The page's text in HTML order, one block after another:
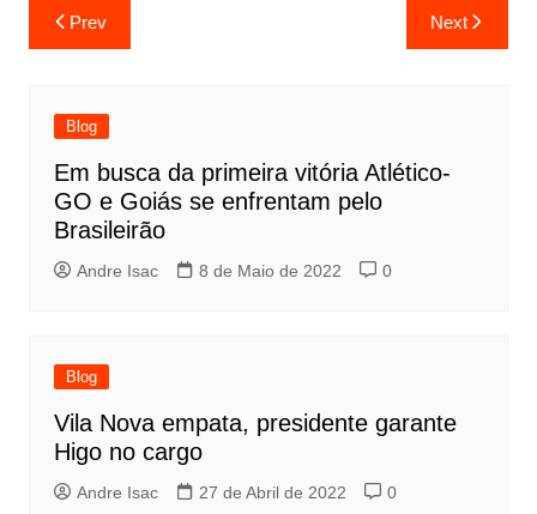
Prev Next
Blog
Em busca da primeira vitória Atlético-
GO e Goiás se enfrentam pelo
Brasileirão
Andre Isac 8 de Maio de 2022 0
Blog
Vila Nova empata, presidente garante
Higo no cargo
Andre Isac 27 de Abril de 2022 0